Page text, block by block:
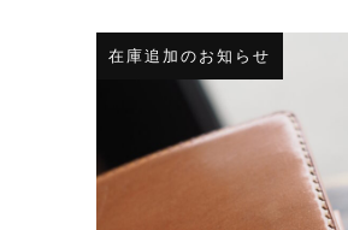
在庫追加のお知らせ